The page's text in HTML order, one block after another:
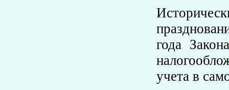
года
учета в